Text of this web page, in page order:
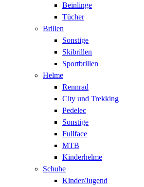
Beinlinge
Tücher
Brillen
Sonstige
Skibrillen
Sportbrillen
Helme
Rennrad
City und Trekking
Pedelec
Sonstige
Fullface
MTB
Kinderhelme
Schuhe
Kinder/Jugend